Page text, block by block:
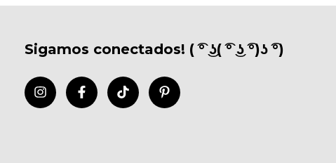
Sigamos conectados! ( ͡° ͜ʖ( ͡° ͜ʖ ͡°)ʖ ͡°)